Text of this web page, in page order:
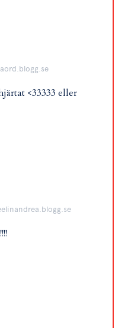
<33333 eller